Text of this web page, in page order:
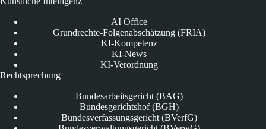
AI Office
Grundrechte-Folgenabschätzung (FRIA)
KI-Kompetenz
KI-News
KI-Verordnung
Rechtsprechung
Bundesarbeitsgericht (BAG)
Bundesgerichtshof (BGH)
Bundesverfassungsgericht (BVerfG)